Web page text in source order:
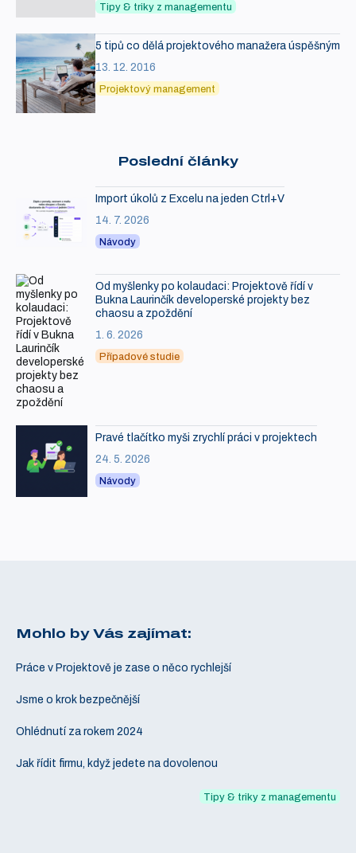
Tipy & triky z managementu
5 tipů co dělá projektového manažera úspěšným
13. 12. 2016
Projektový management
Poslední články
Import úkolů z Excelu na jeden Ctrl+V
14. 7. 2026
Návody
Od myšlenky po kolaudaci: Projektově řídí v
Bukna Laurinčík developerské projekty bez
chaosu a zpoždění
1. 6. 2026
Případové studie
Pravé tlačítko myši zrychlí práci v projektech
24. 5. 2026
Návody
Mohlo by Vás zajímat:
Práce v Projektově je zase o něco rychlejší
Jsme o krok bezpečnější
Ohlédnutí za rokem 2024
Jak řídit firmu, když jedete na dovolenou
Tipy & triky z managementu